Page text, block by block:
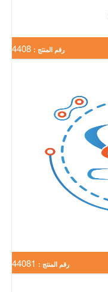
رقم المنتج :
رقم المنتج :